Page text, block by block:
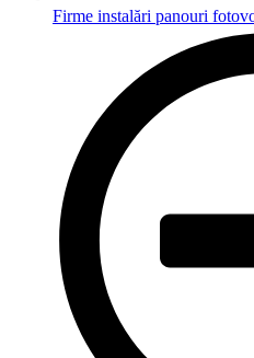
Firme instalări panouri